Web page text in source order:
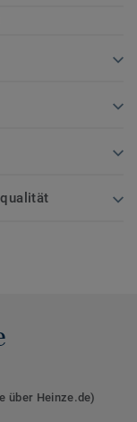
über Heinze.de)